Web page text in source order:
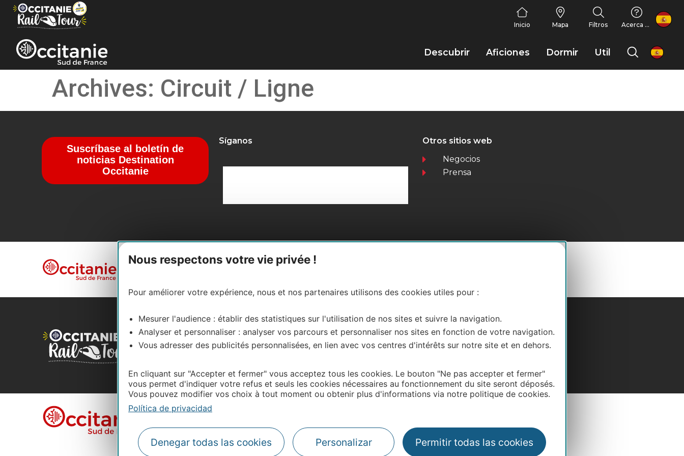
Panel de gestión de cookies
Nous respectons votre vie privée !
Pour améliorer votre expérience, nous et nos partenaires utilisons des cookies utiles pour :
Mesurer l'audience : établir des statistiques sur l'utilisation de nos sites et suivre la navigation.
Analyser et personnaliser : analyser vos parcours et personnaliser nos sites en fonction de votre navigation.
Vous adresser des publicités personnalisées, en lien avec vos centres d'intérêts sur notre site et en dehors.
En cliquant sur "Accepter et fermer" vous acceptez tous les cookies. Le bouton "Ne pas accepter et fermer"
vous permet d'indiquer votre refus et seuls les cookies nécessaires au fonctionnement du site seront déposés.
Vous pouvez modifier vos choix à tout moment ou obtenir plus d'informations via notre politique de cookies.
Política de privacidad
Denegar todas las cookies Personalizar Permitir todas las cookies
Inicio Mapa Filtros Acerca de nosotros
FR
Descubrir Aficiones Dormir Util es
Archives: Circuit / Ligne
Suscríbase al boletín de
noticias Destination
Occitanie
Síganos
Otros sitios web
Negocios
Prensa
Aviso legal
Política de privacidad
#VisitOccitanie